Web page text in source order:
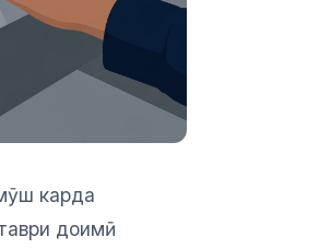
карда
доимӣ